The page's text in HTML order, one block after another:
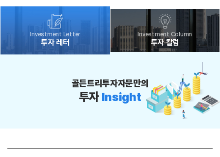
Investment Letter
투자 레터
Investment Column
투자 칼럼
골든트리투자자문만의
투자 Insight